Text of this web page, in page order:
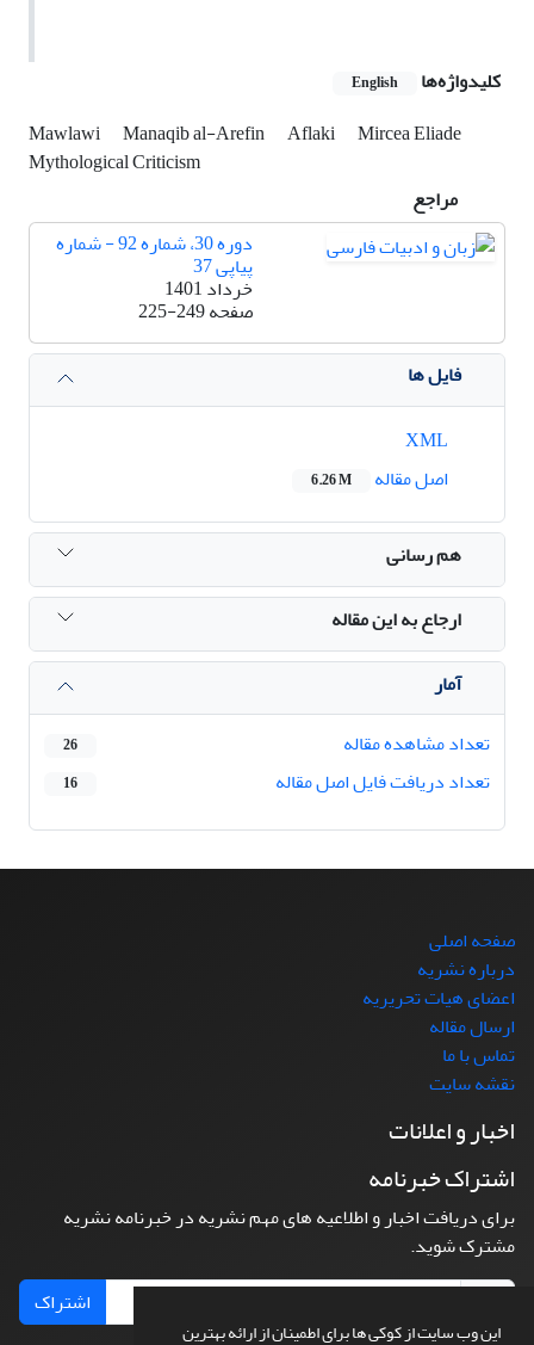
این وب سایت از کوکی ها برای اطمینان از ارائه بهترین
کلیدواژه‌ها English
Mawlawi Manaqib al-Arefin Aflaki
Mircea Eliade
Mythological Criticism
مراجع
دوره 30، شماره 92 - شماره
پیاپی 37
خرداد 1401
صفحه225-249
فایل ها
اصل مقاله
6.26 M
هم رسانی
ارجاع به این مقاله
آمار
تعداد مشاهده مقاله
26
تعداد دریافت فایل اصل مقاله 16
صفحه اصلی
درباره نشریه
اعضای هیات تحریریه
ارسال مقاله
تماس با ما
نقشه سایت
اخبار و اعلانات
اشتراک خبرنامه
برای دریافت اخبار و اطلاعیه های مهم نشریه در خبرنامه نشریه
مشترک شوید.
اشتراک